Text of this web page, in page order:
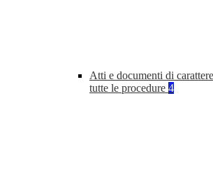
Atti e documenti di
tutte le procedure 4